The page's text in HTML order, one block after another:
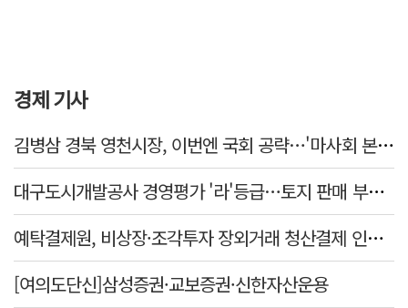
경제 기사
김병삼 경북 영천시장, 이번엔 국회 공략…'마사회 본사 이전·광역교통망 확충' 요청
대구도시개발공사 경영평가 '라'등급…토지 판매 부진에 1년 만에 두 단계 '뚝'
예탁결제원, 비상장·조각투자 장외거래 청산결제 인프라 구축 착수…연내 가동
[여의도단신]삼성증권·교보증권·신한자산운용